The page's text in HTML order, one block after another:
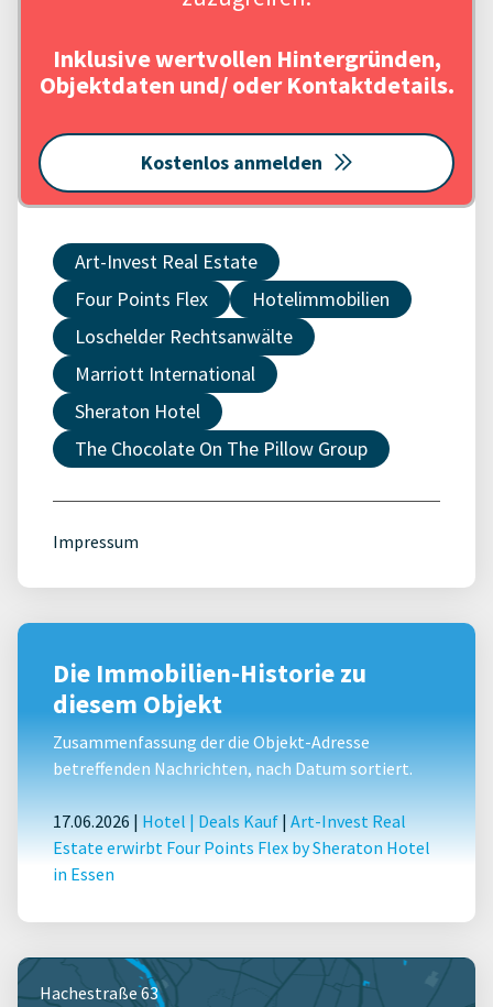
Inklusive wertvollen Hintergründen,
Objektdaten und/ oder Kontaktdetails.
Kostenlos anmelden
Art-Invest Real Estate
Four Points Flex
Hotelimmobilien
Loschelder Rechtsanwälte
Marriott International
Sheraton Hotel
The Chocolate On The Pillow Group
Impressum
Die Immobilien-Historie zu
diesem Objekt
Zusammenfassung der die Objekt-Adresse
betreffenden Nachrichten, nach Datum sortiert.
17.06.2026 | Hotel | Deals Kauf | Art-Invest Real
Estate erwirbt Four Points Flex by Sheraton Hotel
in Essen
Hachestraße 63